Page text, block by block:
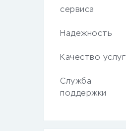
сервиса
Надежность
Качество услуг
Служба
поддержки